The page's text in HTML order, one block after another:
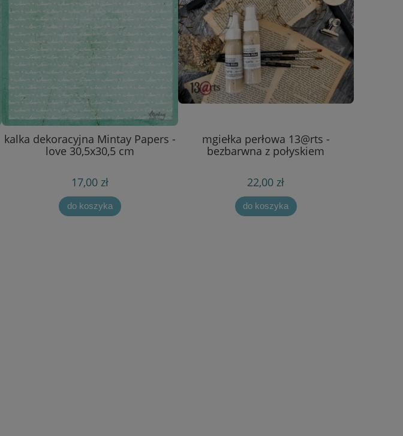
kalka dekoracyjna Mintay Papers -
love 30,5x30,5 cm
17,00 zł
do koszyka
mgiełka perłowa 13@rts -
bezbarwna z połyskiem
22,00 zł
do koszyka